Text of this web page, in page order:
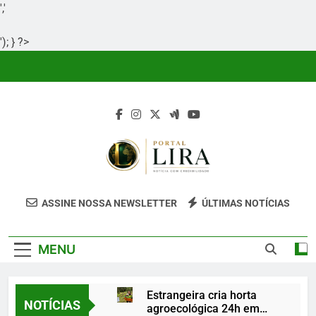
','
'); } ?>
Portal Lira
Portal Lira É Um Site Informativo
Clareza, Responsabilidade E Uma Boa
ASSINE NOSSA NEWSLETTER ÚLTIMAS NOTÍCIAS
MENU
NOTÍCIAS
Estrangeira cria horta
agroecológica 24h em